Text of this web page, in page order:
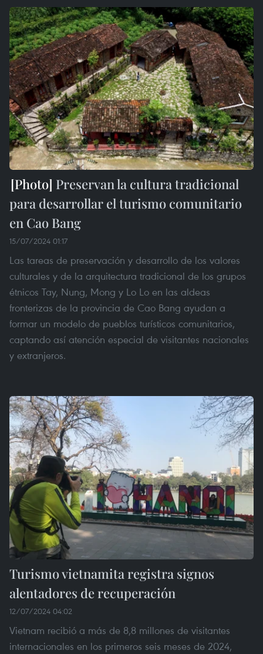
Preservan la cultura tradicional
para desarrollar el turismo comunitario
en Cao Bang
15/07/2024 01:17
Las tareas de preservación y desarrollo de los valores
culturales y de la arquitectura tradicional de los grupos
étnicos Tay, Nung, Mong y Lo Lo en las aldeas
fronterizas de la provincia de Cao Bang ayudan a
formar un modelo de pueblos turísticos comunitarios,
captando así atención especial de visitantes nacionales
y extranjeros.
Turismo vietnamita registra signos
alentadores de recuperación
12/07/2024 04:02
Vietnam recibió a más de 8,8 millones de visitantes
internacionales en los primeros seis meses de 2024,